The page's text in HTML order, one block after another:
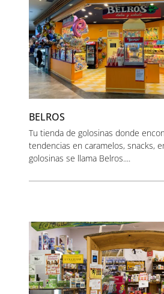
BELROS
Tu tienda de golosinas donde
tendencias en caramelos, snacks,
golosinas se llama Belros....